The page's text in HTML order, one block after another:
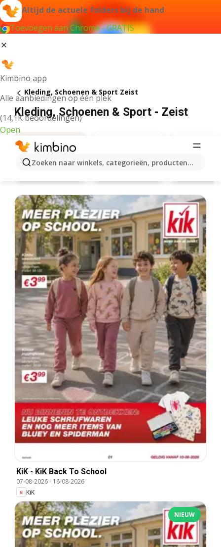
Altijd de actuele folders bij de hand
Toevoegen aan Chrome - GRATIS
Kimbino app
Alle aanbiedingen op één plek
(14,1K beoordelingen)
Open
Zoeken naar winkels, categorieën, producten...
Kleding, Schoenen & Sport Zeist
Kleding, Schoenen & Sport - Zeist
Scapino
KiK - KiK Back To School
07-08-2026- 16-08-2026
KiK
NIEUW